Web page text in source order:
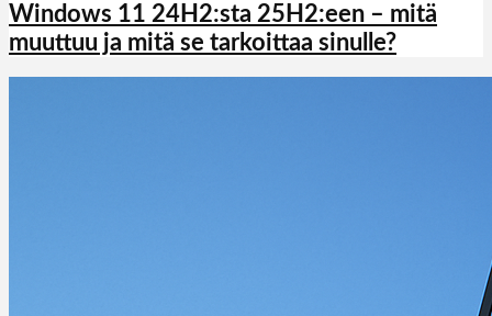
Windows 11 24H2:sta 25H2:een – mitä
muuttuu ja mitä se tarkoittaa sinulle?